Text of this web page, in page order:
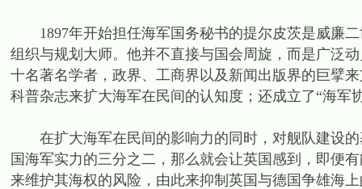
1897年开始担任海军国务秘书的提尔皮茨是威廉二
组织与规划大师。他并不直接与国会周旋，而是广泛
十名著名学者，政界、工商界以及新闻出版界的巨擘
科普杂志来扩大海军在民间的认知度；还成立了“海军
在扩大海军在民间的影响力的同时，对舰队建设的
国海军实力的三分之二，那么就会让英国感到，即便
来维护其海权的风险，由此来抑制英国与德国争雄海